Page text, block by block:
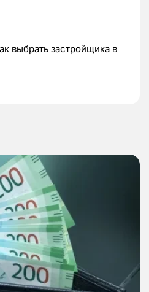
выбрать застройщика в